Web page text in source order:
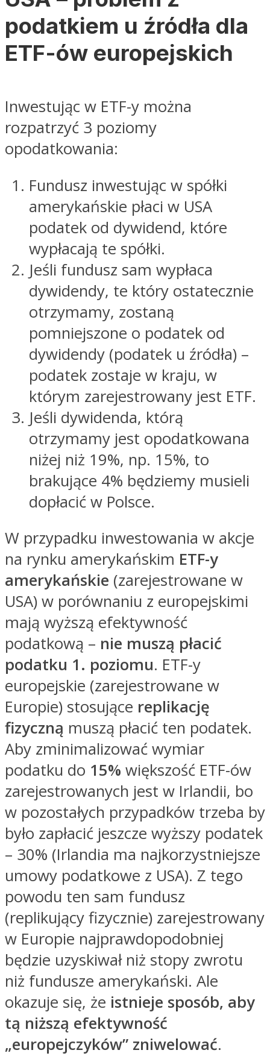
podatkiem u źródła dla
ETF-ów europejskich
Inwestując w ETF-y można
rozpatrzyć 3 poziomy
opodatkowania:
Fundusz inwestując w spółki
amerykańskie płaci w USA
podatek od dywidend, które
wypłacają te spółki.
Jeśli fundusz sam wypłaca
dywidendy, te który ostatecznie
otrzymamy, zostaną
pomniejszone o podatek od
dywidendy (podatek u źródła) –
podatek zostaje w kraju, w
którym zarejestrowany jest ETF.
Jeśli dywidenda, którą
otrzymamy jest opodatkowana
niżej niż 19%, np. 15%, to
brakujące 4% będziemy musieli
dopłacić w Polsce.
W przypadku inwestowania w akcje
na rynku amerykańskim ETF-y
amerykańskie (zarejestrowane w
USA) w porównaniu z europejskimi
mają wyższą efektywność
podatkową – nie muszą płacić
podatku 1. poziomu. ETF-y
europejskie (zarejestrowane w
Europie) stosujące replikację
fizyczną muszą płacić ten podatek.
Aby zminimalizować wymiar
podatku do 15% większość ETF-ów
zarejestrowanych jest w Irlandii, bo
w pozostałych przypadków trzeba by
było zapłacić jeszcze wyższy podatek
– 30% (Irlandia ma najkorzystniejsze
umowy podatkowe z USA). Z tego
powodu ten sam fundusz
(replikujący fizycznie) zarejestrowany
w Europie najprawdopodobniej
będzie uzyskiwał niż stopy zwrotu
niż fundusze amerykański. Ale
okazuje się, że istnieje sposób, aby
tą niższą efektywność
„europejczyków” zniwelować.